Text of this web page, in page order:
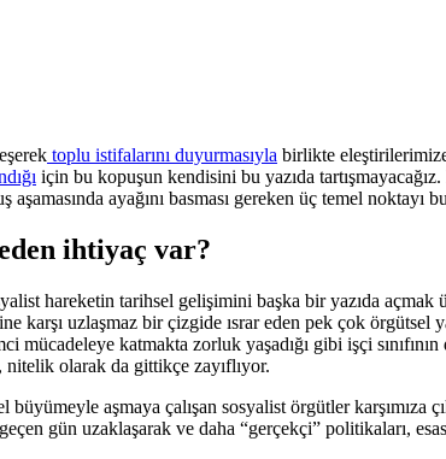
toplu istifalarını duyurmasıyla birlikte
için bu kopuşun kendisini bu yazıda
ayağını basması gereken üç temel noktayı
ihtiyaç var?
hareketin tarihsel gelişimini başka bir yazıda açmak
uzlaşmaz bir çizgide ısrar eden pek çok örgütsel
katmakta zorluk yaşadığı gibi işçi sınıfının
olarak da gittikçe zayıflıyor.
aşmaya çalışan sosyalist örgütler karşımıza
gün uzaklaşarak ve daha “gerçekçi” politikaları,